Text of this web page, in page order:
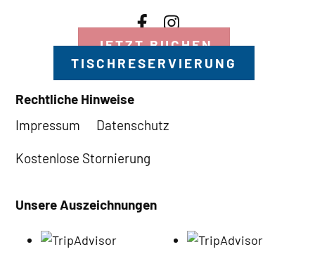
JETZT BUCHEN
TISCHRESERVIERUNG
Rechtliche Hinweise
Impressum
Datenschutz
Kostenlose Stornierung
Unsere Auszeichnungen